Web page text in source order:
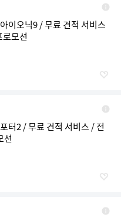
이오닉9 / 무료 견적 서비스
모션
터2 / 무료 견적 서비스 / 전
션